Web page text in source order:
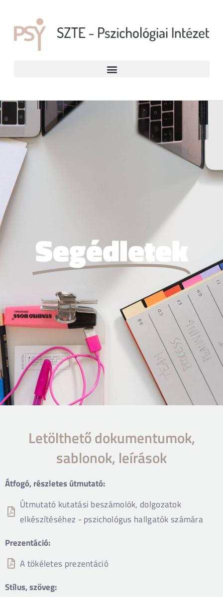
Segédletek
Letölthető dokumentumok,
sablonok, leírások
Átfogó, részletes útmutató:
Útmutató kutatási beszámolók, dolgozatok
elkészítéséhez - pszichológus hallgatók számára
Prezentáció:
A tökéletes prezentáció
Stílus, szöveg: